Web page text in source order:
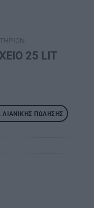
25 LΙΤ
ΛΙΑΝΙΚΉΣ ΠΏΛΗΣΗΣ